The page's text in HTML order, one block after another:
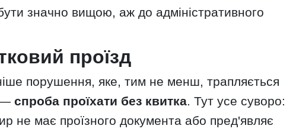
значно вищою, аж до адміністративного
проїзд
порушення, яке, тим не менш, трапляється
— спроба проїхати без квитка. Тут усе суворо:
не має проїзного документа або пред'являє